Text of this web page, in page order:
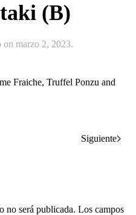
(B)
on marzo 2, 2023.
Fraiche, Truffel Ponzu and
Siguiente
no será publicada. Los campos